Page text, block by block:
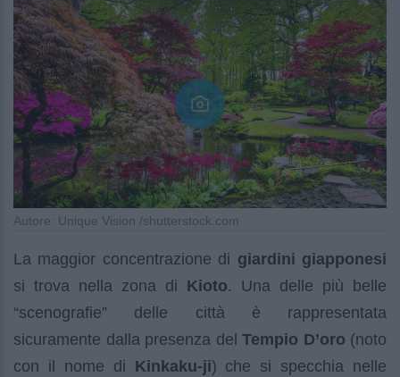
Autore: Unique Vision /shutterstock.com
La maggior concentrazione di giardini giapponesi
si trova nella zona di Kioto. Una delle più belle
“scenografie” delle città è rappresentata
sicuramente dalla presenza del Tempio D’oro (noto
con il nome di Kinkaku-ji) che si specchia nelle